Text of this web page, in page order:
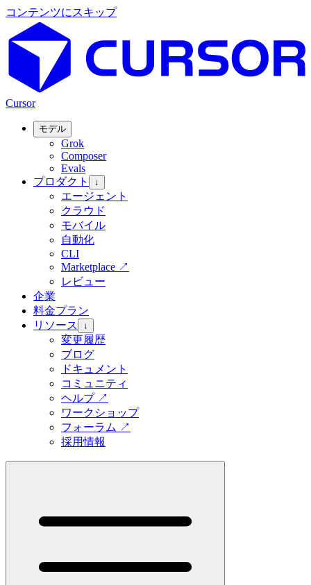
コンテンツにスキップ
Cursor
モデル
Grok
Composer
Evals
プロダクト
↓
エージェント
クラウド
モバイル
自動化
CLI
Marketplace ↗
レビュー
企業
料金プラン
リソース
↓
変更履歴
ブログ
ドキュメント
コミュニティ
ヘルプ↗
ワークショップ
フォーラム ↗
採用情報